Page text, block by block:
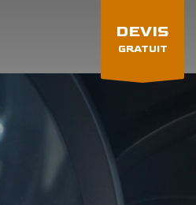
DEVIS
GRATUIT